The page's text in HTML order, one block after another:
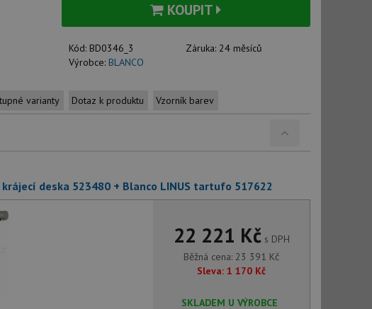
KOUPIT
Kód: BD0346_3 Záruka:24 měsíců
Výrobce: BLANCO
varianty Dotaz k produktu Vzorník barev
deska 523480 + Blanco LINUS tartufo 517622
22 221 Kčs DPH
Běžná cena: 23 391 Kč
Sleva: 1 170 Kč
SKLADEM U VÝROBCE